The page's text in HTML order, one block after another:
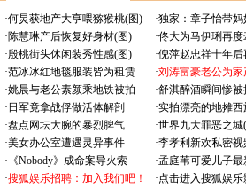
·何炅获地产大亨喂猕猴桃(图) ·独家：章子怡带妈
·陈慧琳产后恢复好身材(图) ·佟大为马伊琍再度
·殷桃街头休闲装秀性感(图) ·倪萍赵忠祥十年后
·范冰冰红地毯服装皆为租赁 ·刘涛富豪老公为家
·姚晨与老公素颜乘地铁被拍 ·舒淇醉酒瞬间惨被
· 日军竟拿战俘做活体解剖 ·实拍漂亮的地摊西
·盘点网坛大腕的暴烈脾气 ·世界九大罪恶之城
·美女办公室遭遇灵异事件 ·李孝利新欢私密视
· 《Nobody》成命案导火索 ·孟庭苇可爱儿子最
·搜狐娱乐招聘：加入我们吧！ ·点击进入搜狐娱乐